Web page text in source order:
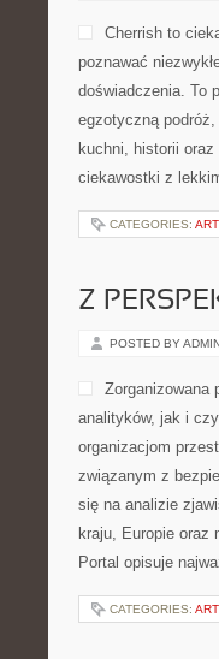
Cherrish to
poznawać
doświadczenia. To
egzotyczną
kuchni, historii
ciekawostki z
CATEGORIES:
Z
POSTED BY
Zorganizowana
analityków, jak i
organizacjom
związanym z
się na analizie
kraju, Europie oraz
Portal opisuje
CATEGORIES: